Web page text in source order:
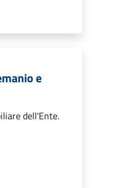
e
dell'Ente.